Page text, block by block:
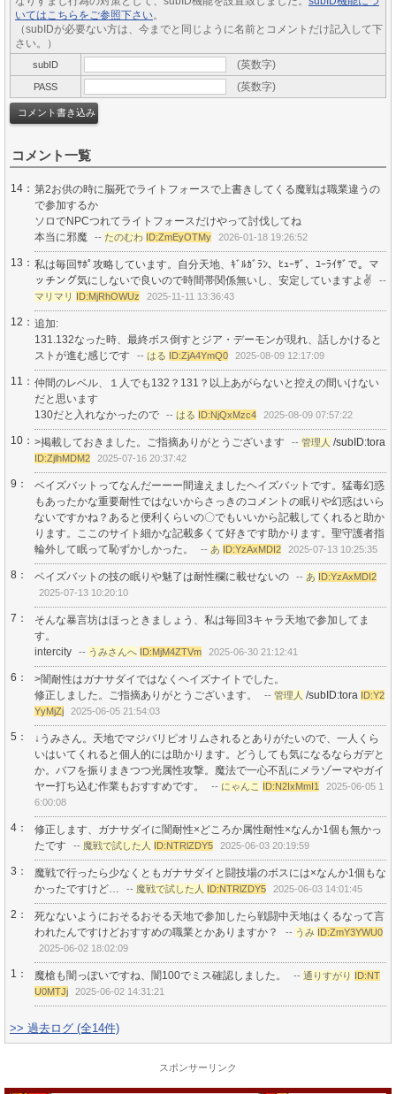
いてはこちらをご参照下さい。
（subIDが必要ない方は、今までと同じように名前とコメントだけ記入して下
さい。）
subID (英数字)
PASS (英数字)
コメント一覧
14： 第2お供の時に脳死でライトフォースで上書きしてくる魔戦は職業違うの
で参加するか
ソロでNPCつれてライトフォースだけやって討伐してね
本当に邪魔
-- たのむわ ID:ZmEyOTMy 2026-01-18 19:26:52
13： 私は毎回ｻﾎﾟ攻略しています。自分天地、ｷﾞﾙｶﾞﾗﾝ、ﾋｭｰｻﾞ、ﾕｰﾗｲｻﾞで。マ
ッチング気にしないで良いので時間帯関係無いし、安定していますよ✌️
--
マリマリ ID:MjRhOWUz 2025-11-11 13:36:43
12： 追加:
131.132なった時、最終ボス倒すとジア・デーモンが現れ、話しかけると
ストが進む感じです
-- はる ID:ZjA4YmQ0 2025-08-09 12:17:09
11： 仲間のレベル、１人でも132？131？以上あがらないと控えの間いけない
だと思います
130だと入れなかったので
-- はる ID:NjQxMzc4 2025-08-09 07:57:22
10： >掲載しておきました。ご指摘ありがとうございます -- 管理人 /subID:tora
ID:ZjlhMDM2 2025-07-16 20:37:42
9：
ベイズバットってなんだーーー間違えましたヘイズバットです。猛毒幻惑
もあったかな重要耐性ではないからさっきのコメントの眠りや幻惑はいら
ないですかね？あると便利くらいの〇でもいいから記載してくれると助か
ります。ここのサイト細かな記載多くて好きです助かります。聖守護者指
輪外して眠って恥ずかしかった。
-- あ ID:YzAxMDI2 2025-07-13 10:25:35
8： ベイズバットの技の眠りや魅了は耐性欄に載せないの -- あ ID:YzAxMDI2
2025-07-13 10:20:10
7：
そんな暴言坊はほっときましょう、私は毎回3キャラ天地で参加してま
す。
intercity
-- うみさんへ ID:MjM4ZTVm 2025-06-30 21:12:41
6：
>闇耐性はガナサダイではなくヘイズナイトでした。
修正しました。ご指摘ありがとうございます。
-- 管理人 /subID:tora ID:Y2
YyMjZj
2025-06-05 21:54:03
5：
↓うみさん。天地でマジバリピオリムされるとありがたいので、一人くら
いはいてくれると個人的には助かります。どうしても気になるならガデと
か。バフを振りまきつつ光属性攻撃。魔法で一心不乱にメラゾーマやガイ
ヤー打ち込む作業もおすすめです。
-- にゃんこ ID:N2IxMmI1
2025-06-05 1
6:00:08
4：
修正します、ガナサダイに闇耐性×どころか属性耐性×なんか1個も無かっ
たです
-- 魔戦で試した人 ID:NTRlZDY5 2025-06-03 20:19:59
3：
魔戦で行ったら少なくともガナサダイと闘技場のボスには×なんか1個もな
かったですけど…
-- 魔戦で試した人 ID:NTRlZDY5 2025-06-03 14:01:45
2：
死なないようにおそるおそる天地で参加したら戦闘中天地はくるなって言
われたんですけどおすすめの職業とかありますか？
-- うみ ID:ZmY3YWU0
2025-06-02 18:02:09
1： 魔槍も闇っぽいですね、闇100でミス確認しました。 -- 通りすがり ID:NT
U0MTJj
2025-06-02 14:31:21
>> 過去ログ (全14件)
スポンサーリンク